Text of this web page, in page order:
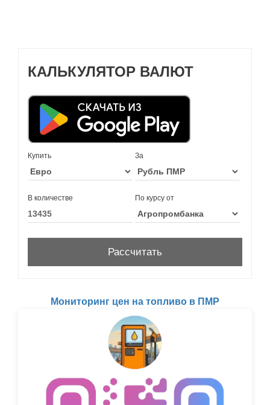
КАЛЬКУЛЯТОР ВАЛЮТ
Купить За
В количестве По курсу от
Мониторинг цен на топливо в ПМР